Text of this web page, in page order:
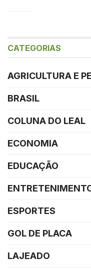
CATEGORIAS
AGRICULTURA E
BRASIL
COLUNA DO LEAL
ECONOMIA
EDUCAÇÃO
ESPORTES
GOL DE PLACA
LAJEADO